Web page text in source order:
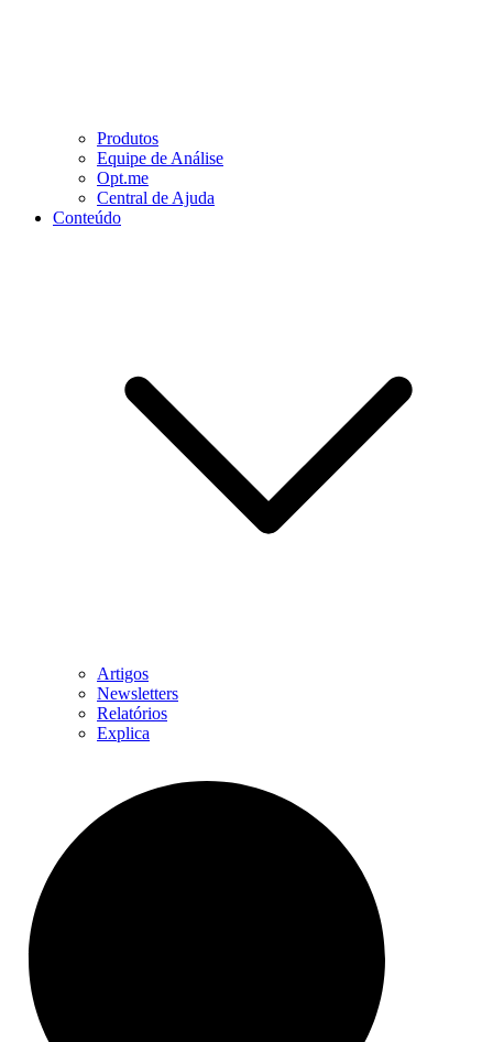
Produtos
Equipe de Análise
Opt.me
Central de Ajuda
Conteúdo
Artigos
Newsletters
Relatórios
Explica